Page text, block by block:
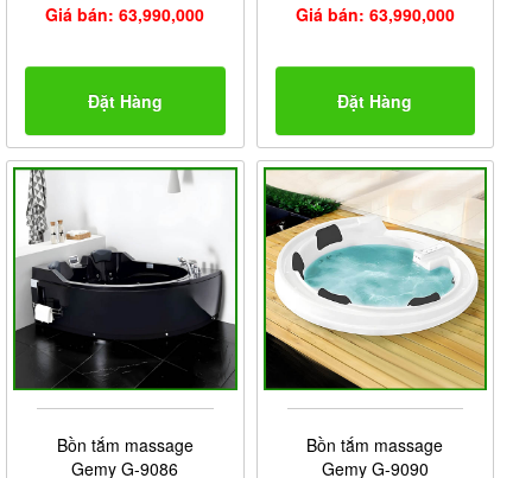
Giá bán: 63,990,000
Đặt Hàng
Giá bán: 63,990,000
Đặt Hàng
Bồn tắm massage
Gemy G-9086
Bồn tắm massage
Gemy G-9090